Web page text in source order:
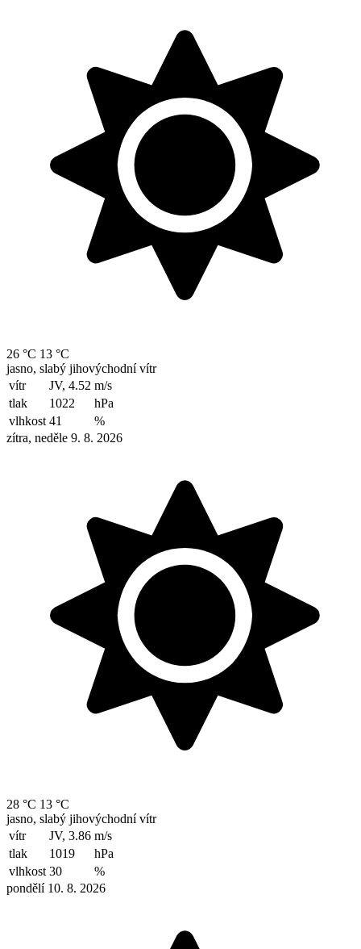
26 °C 13 °C
jasno, slabý jihovýchodní vítr
vítr
JV, 4.52 m/s
tlak
1022
hPa
vlhkost 41
%
zítra, neděle 9. 8. 2026
28 °C 13 °C
jasno, slabý jihovýchodní vítr
vítr
JV, 3.86 m/s
tlak
1019
hPa
vlhkost 30
%
pondělí 10. 8. 2026